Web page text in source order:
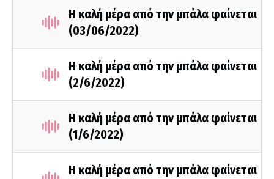
Η καλή μέρα από την μπάλα φαίνεται
(03/06/2022)
Η καλή μέρα από την μπάλα φαίνεται
(2/6/2022)
Η καλή μέρα από την μπάλα φαίνεται
(1/6/2022)
Η καλή μέρα από την μπάλα φαίνεται